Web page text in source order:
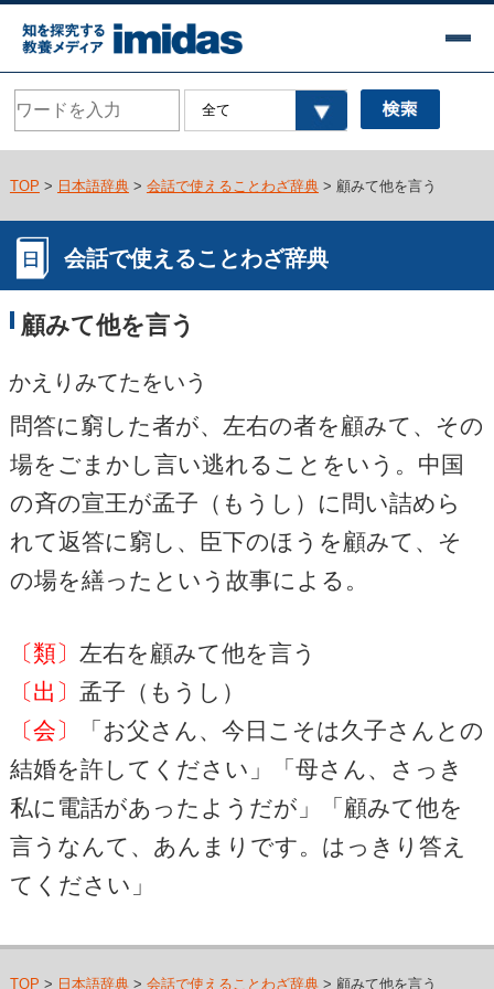
TOP > 日本語辞典> 会話で使えることわざ辞典> 顧みて他を言う
会話で使えることわざ辞典
顧みて他を言う
かえりみてたをいう
問答に窮した者が、左右の者を顧みて、その
場をごまかし言い逃れることをいう。中国
の斉の宣王が孟子（もうし）に問い詰めら
れて返答に窮し、臣下のほうを顧みて、そ
の場を繕ったという故事による。
〔類〕 左右を顧みて他を言う
〔出〕 孟子（もうし）
〔会〕
「お父さん、今日こそは久子さんとの
結婚を許してください」「母さん、さっき
私に電話があったようだが」「顧みて他を
言うなんて、あんまりです。はっきり答え
てください」
TOP > 日本語辞典> 会話で使えることわざ辞典> 顧みて他を言う